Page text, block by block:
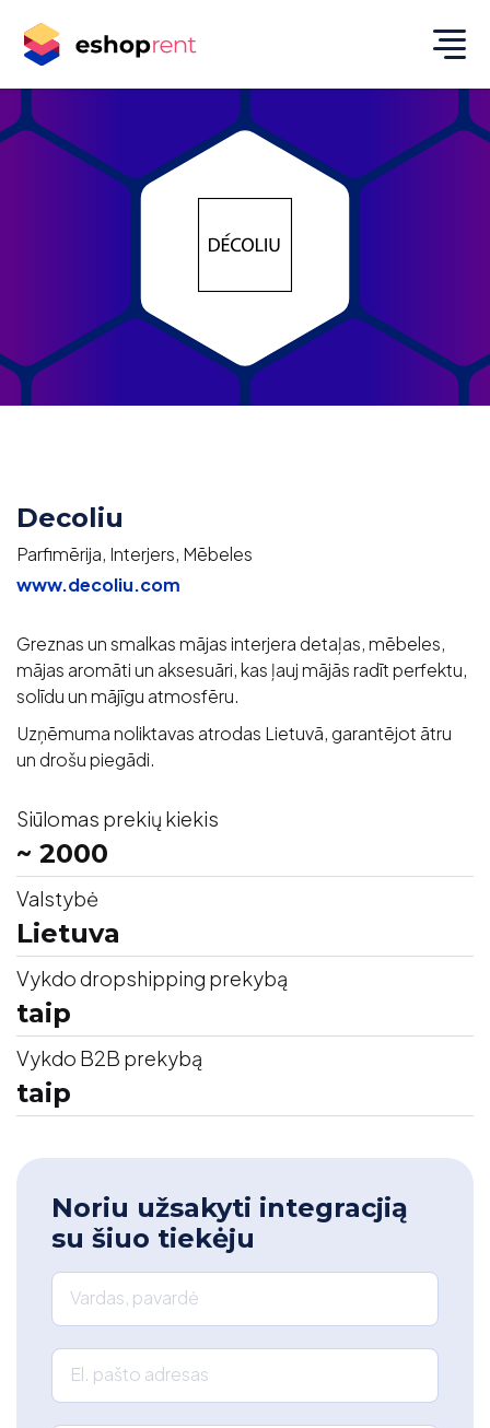
Decoliu
Parfimērija, Interjers, Mēbeles
www.decoliu.com
Greznas un smalkas mājas interjera detaļas, mēbeles,
mājas aromāti un aksesuāri, kas ļauj mājās radīt perfektu,
solīdu un mājīgu atmosfēru.
Uzņēmuma noliktavas atrodas Lietuvā, garantējot ātru
un drošu piegādi.
Siūlomas prekių kiekis
~ 2000
Valstybė
Lietuva
Vykdo dropshipping prekybą
taip
Vykdo B2B prekybą
taip
Noriu užsakyti integracjią
su šiuo tiekėju
Vardas, pavardė
El. pašto adresas